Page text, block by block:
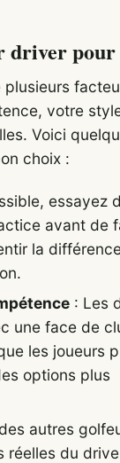
driver pour
plusieurs
votre
Voici
choix :
essayez
avant de
la
: Les
une face de
les joueurs
options plus
autres
réelles du